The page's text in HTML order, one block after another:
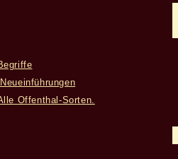
Offenthal-Sorten.